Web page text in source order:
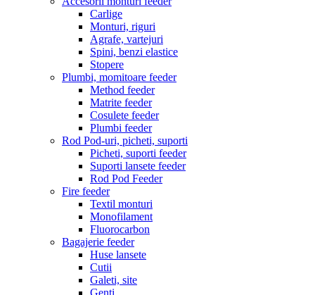
Carlige
Monturi, riguri
Agrafe, vartejuri
Spini, benzi elastice
Stopere
Plumbi, momitoare feeder
Method feeder
Matrite feeder
Cosulete feeder
Plumbi feeder
Rod Pod-uri, picheti, suporti
Picheti, suporti feeder
Suporti lansete feeder
Rod Pod Feeder
Fire feeder
Textil monturi
Monofilament
Fluorocarbon
Bagajerie feeder
Huse lansete
Cutii
Galeti, site
Genti